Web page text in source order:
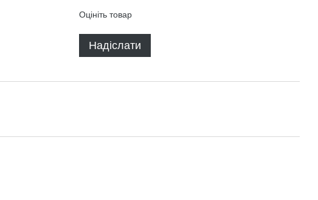
Оцініть товар
Надіслати